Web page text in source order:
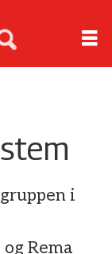
i
Rema